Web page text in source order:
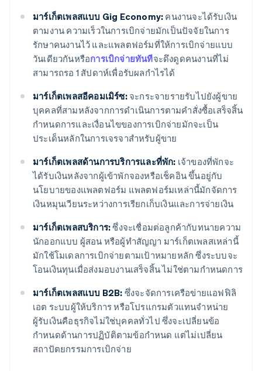
มาร์เก็ตเพลสแบบ Gig Economy: คนงานจะได้รับเงิน
ตามงาน ความเร็วในการเบิกจ่ายมักเป็นปัจจัยในการ
รักษาคนงานไว้ และแพลตฟอร์มที่ให้การเบิกจ่ายแบบ
วันเดียวกันหรือการเบิกจ่ายทันทีจะดึงดูดคนงานที่ไม่
สามารถรอ 1 สัปดาห์เพื่อรับผลกำไรได้
มาร์เก็ตเพลสอีคอมเมิร์ซ:จะกระจายรายรับไปยังผู้ขาย
บุคคลที่สามหลังจากการดำเนินการตามคำสั่งซื้อเสร็จสิ้น
กำหนดการและเงื่อนไขของการเบิกจ่ายมักจะเป็น
ประเด็นหลักในการเจรจาสำหรับผู้ขาย
มาร์เก็ตเพลสด้านการบริการและที่พัก: เจ้าของที่พักจะ
ได้รับเงินหลังจากผู้เข้าพักจองหรือเช็คอิน ขึ้นอยู่กับ
นโยบายของแพลตฟอร์ม แพลตฟอร์มเหล่านี้มักจัดการ
เงินหมุนเวียนระหว่างการเรียกเก็บเงินและการจ่ายเงิน
มาร์เก็ตเพลสบริการ:ซึ่งจะเชื่อมต่อลูกค้ากับทนายความ
นักออกแบบ ผู้สอน หรือผู้ทำสัญญา มาร์เก็ตเพลสเหล่านี้
มักใช้โมเดลการเบิกจ่ายตามเป้าหมายหลัก ซึ่งระบบจะ
โอนเงินทุนเมื่อส่งมอบงานเสร็จสิ้น ไม่ใช่ตามกำหนดการ
มาร์เก็ตเพลสแบบ B2B: ซึ่งจะจัดการเครือข่ายแอฟฟิลิ
เอต ระบบผู้ให้บริการ หรือโปรแกรมตัวแทนจำหน่าย
ผู้รับเงินคือธุรกิจไม่ใช่บุคคลทั่วไป ซึ่งจะเปลี่ยนข้อ
กำหนดด้านการปฏิบัติตามข้อกำหนด แต่ไม่เปลี่ยน
สถาปัตยกรรมการเบิกจ่าย